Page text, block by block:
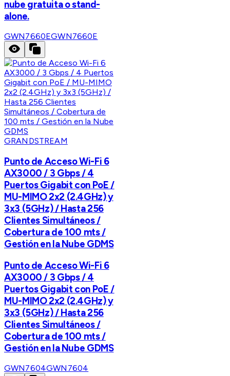
nube gratuita o stand-
alone.
GWN7660EGWN7660E
GRANDSTREAM
Punto de Acceso Wi-Fi 6
AX3000 / 3 Gbps / 4
Puertos Gigabit con PoE /
MU-MIMO 2x2 (2.4GHz) y
3x3 (5GHz) / Hasta 256
Clientes Simultáneos /
Cobertura de 100 mts /
Gestión en la Nube GDMS
Punto de Acceso Wi-Fi 6
AX3000 / 3 Gbps / 4
Puertos Gigabit con PoE /
MU-MIMO 2x2 (2.4GHz) y
3x3 (5GHz) / Hasta 256
Clientes Simultáneos /
Cobertura de 100 mts /
Gestión en la Nube GDMS
GWN7604GWN7604